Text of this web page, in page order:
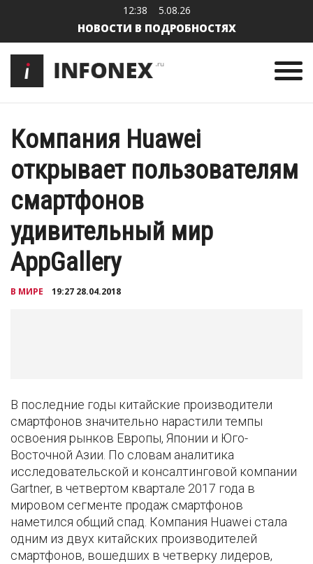
12:38 5.08.26
НОВОСТИ В ПОДРОБНОСТЯХ
Компания Huawei
открывает пользователям
смартфонов
удивительный мир
AppGallery
В МИРЕ 19:27 28.04.2018
В последние годы китайские производители
смартфонов значительно нарастили темпы
освоения рынков Европы, Японии и Юго-
Восточной Азии. По словам аналитика
исследовательской и консалтинговой компании
Gartner, в четвертом квартале 2017 года в
мировом сегменте продаж смартфонов
наметился общий спад. Компания Huawei стала
одним из двух китайских производителей
смартфонов, вошедших в четверку лидеров,